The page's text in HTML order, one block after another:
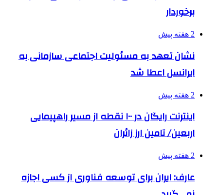
برخوردار
2 هفته پیش
نشان تعهد به مسئولیت اجتماعی سازمانی به
ایرانسل اعطا شد
2 هفته پیش
اینترنت رایگان در ۱۰۰ نقطه از مسیر راهپیمایی
اربعین/ تامین ارز زائران
2 هفته پیش
عارف: ایران برای توسعه فناوری از کسی اجازه